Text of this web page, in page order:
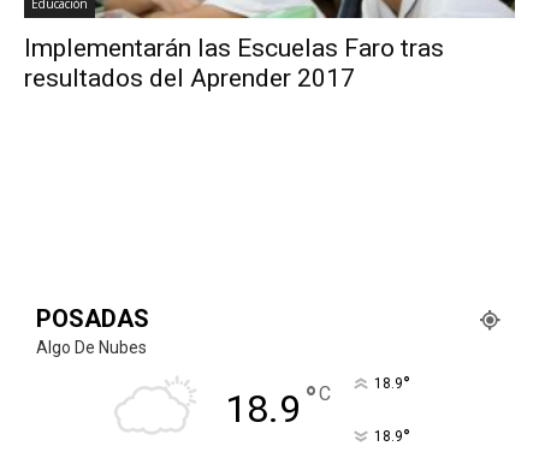
Educación
Implementarán las Escuelas Faro tras
resultados del Aprender 2017
POSADAS
Algo De Nubes
18.9 °C 18.9°
18.9°